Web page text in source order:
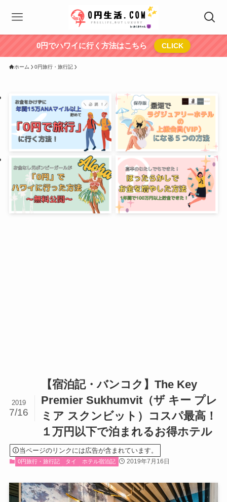
0円でハワイに行く方法はこちら CLICK
ホーム 0円旅行・旅行記
【宿泊記・バンコク】The Key
Premier Sukhumvit（ザ キー プレ
ミア スクンビット）コスパ最高！
１万円以下で泊まれるお得ホテル
2019
7/16
当ページのリンクには広告が含まれています。
0円旅行・旅行記 タイ ホテル宿泊記 2019年7月16日